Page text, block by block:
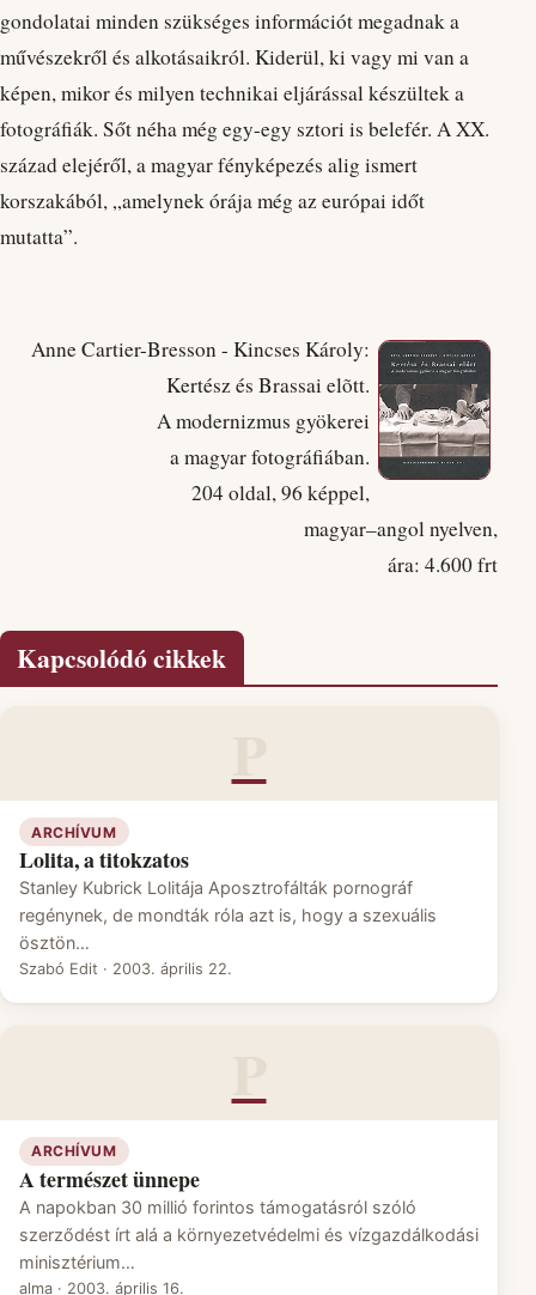
gondolatai minden szükséges információt megadnak a
művészekről és alkotásaikról. Kiderül, ki vagy mi van a
képen, mikor és milyen technikai eljárással készültek a
fotográfiák. Sőt néha még egy-egy sztori is belefér. A XX.
század elejéről, a magyar fényképezés alig ismert
korszakából, „amelynek órája még az európai időt
mutatta”.
Anne Cartier-Bresson - Kincses Károly:
Kertész és Brassai elõtt.
A modernizmus gyökerei
a magyar fotográfiában.
204 oldal, 96 képpel,
magyar–angol nyelven,
ára: 4.600 frt
Kapcsolódó cikkek
ARCHÍVUM
Lolita, a titokzatos
Stanley Kubrick Lolitája Aposztrofálták pornográf
regénynek, de mondták róla azt is, hogy a szexuális
ösztön…
Szabó Edit · 2003. április 22.
ARCHÍVUM
A természet ünnepe
A napokban 30 millió forintos támogatásról szóló
szerződést írt alá a környezetvédelmi és vízgazdálkodási
minisztérium…
alma · 2003. április 16.